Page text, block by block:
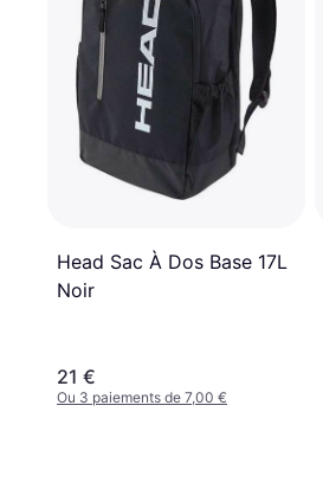
Head Sac À Dos Base 17L
Noir
21 €
Ou 3 paiements de 7,00 €